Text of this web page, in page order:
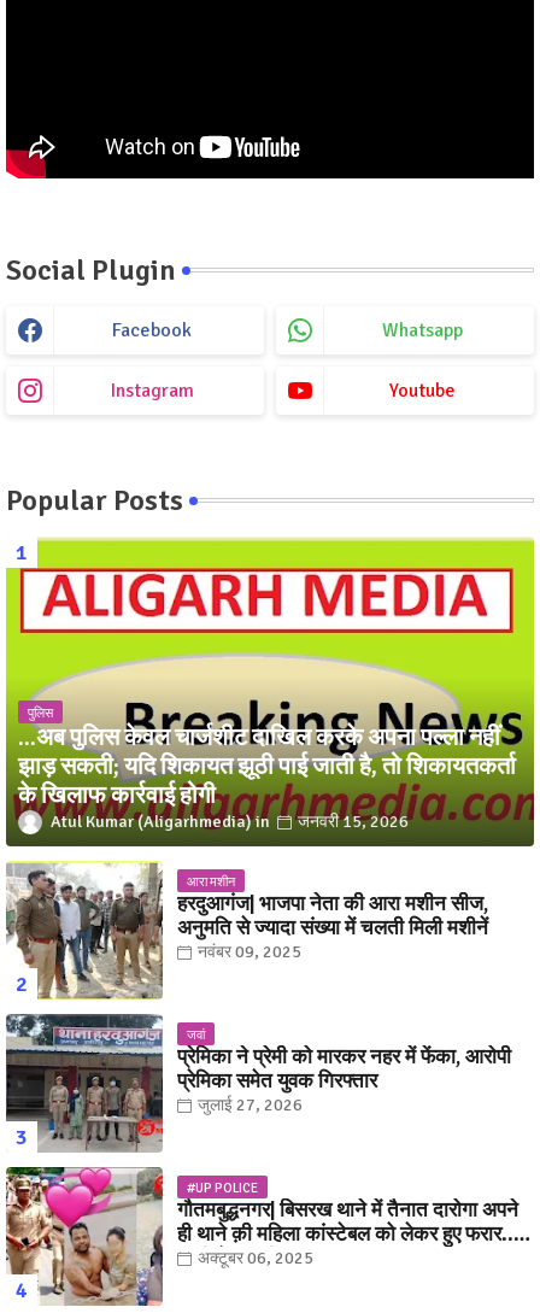
Social Plugin
Facebook Whatsapp
Instagram Youtube
Popular Posts
पुलिस
...अब पुलिस केवल चार्जशीट दाखिल करके अपना पल्ला नहीं
झाड़ सकती; यदि शिकायत झूठी पाई जाती है, तो शिकायतकर्ता
के खिलाफ कार्रवाई होगी
Atul Kumar (Aligarhmedia) जनवरी 15, 2026
आरा मशीन
हरदुआगंज| भाजपा नेता की आरा मशीन सीज,
अनुमति से ज्यादा संख्या में चलती मिली मशीनें
नवंबर 09, 2025
जवां
प्रेमिका ने प्रेमी को मारकर नहर में फेंका, आरोपी
प्रेमिका समेत युवक गिरफ्तार
जुलाई 27, 2026
#UP POLICE
गौतमबुद्धनगर| बिसरख थाने में तैनात दारोगा अपने
ही थाने क़ी महिला कांस्टेबल को लेकर हुए फरार...
पत्नी नें कर दी रार!
अक्टूबर 06, 2025